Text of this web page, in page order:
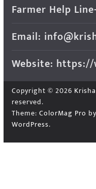
Farmer Help
Email:
Website:
Copyright © 2026
reserved.
Theme: ColorMag Pro
WordPress.